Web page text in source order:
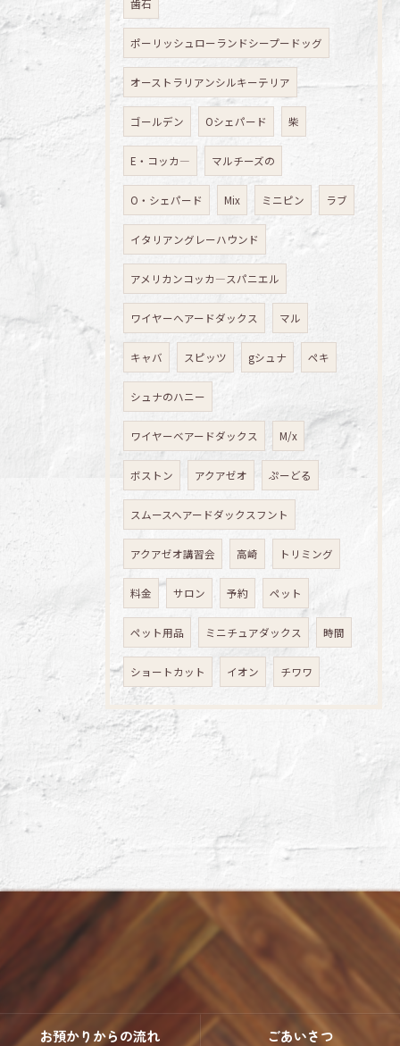
歯石
ポーリッシュローランドシープードッグ
オーストラリアンシルキーテリア
ゴールデン Oシェパード 柴
E・コッカ― マルチーズの
O・シェパード Mix ミニピン ラブ
イタリアングレーハウンド
アメリカンコッカ―スパニエル
ワイヤーへアードダックス マル
キャバ スピッツ gシュナ ペキ
シュナのハニー
ワイヤーベアードダックス M/x
ボストン アクアゼオ ぷーどる
スムースヘアードダックスフント
アクアゼオ講習会 高崎 トリミング
料金 サロン 予約 ペット
ペット用品 ミニチュアダックス 時間
ショートカット イオン チワワ
お預かりからの流れ ごあいさつ